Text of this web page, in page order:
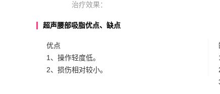
治疗效果：
超声腰部吸脂优点、缺点
优点
1、操作轻度低。
2、损伤相对较小。